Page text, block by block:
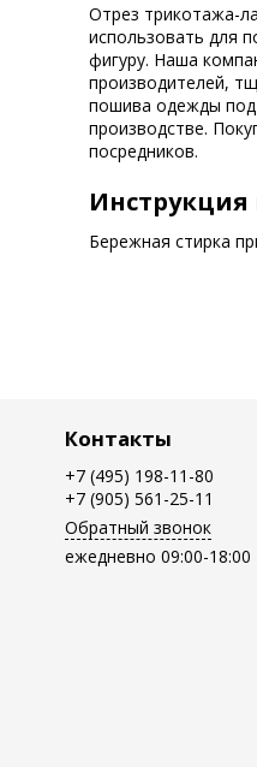
Отрез трикотажа-
использовать для
фигуру. Наша
производителей,
пошива одежды под
производстве.
посредников.
Инструкция
Бережная стирка
Контакты
+7 (495) 198-11-80
+7 (905) 561-25-11
Обратный звонок
ежедневно 09:00-18:00